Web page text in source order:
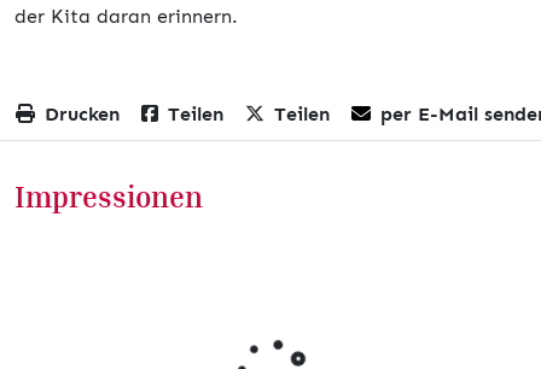
der Kita daran erinnern.
Drucken Teilen Teilen per E-Mail
Impressionen